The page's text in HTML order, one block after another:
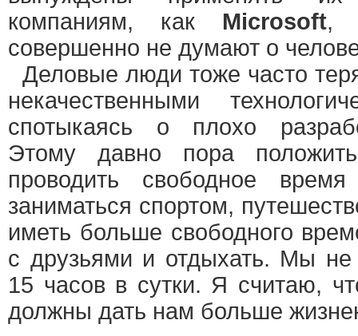
компаниям, как Microsoft,
совершенно не думают о
Деловые люди тоже часто
некачественными
спотыкаясь о плохо
Этому давно пора
проводить свободное
заниматься спортом,
иметь больше свободного
с друзьями и отдыхать. Мы
15 часов в сутки. Я считаю,
должны дать нам больше